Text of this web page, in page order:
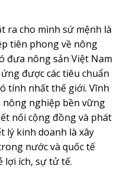
ra cho mình sứ mệnh là
tiên phong về nông
đưa nông sản Việt Nam
được các tiêu chuẩn
tính nhất thế giới. Vĩnh
nghiệp bền vững
nối cộng đồng và phát
lý kinh doanh là xây
nước và quốc tế
lợi ích, sự tử tế.